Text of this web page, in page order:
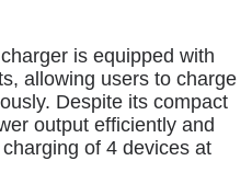
is equipped with
allowing users to charge
Despite its compact
output efficiently and
of 4 devices at